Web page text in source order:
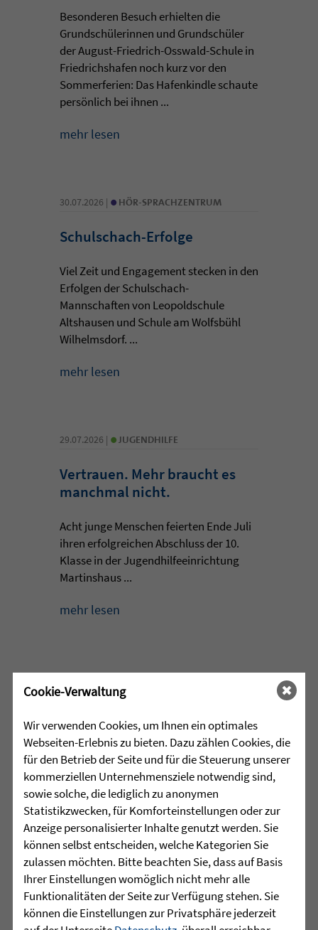
Besonderen Besuch erhielten die
Grundschülerinnen und Grundschüler
der August-Friedrich-Osswald-Schule in
Friedrichshafen noch kurz vor den
Sommerferien: Das Hafenkindle schaute
persönlich bei ihnen ...
mehr lesen
30.07.2026 | • HÖR-SPRACHZENTRUM
Schulschach-Erfolge
Viel Zeit und Engagement stecken in den
Erfolgen der Schulschach-
Mannschaften von Leopoldschule
Altshausen und Schule am Wolfsbühl
Wilhelmsdorf. ...
mehr lesen
29.07.2026 | • JUGENDHILFE
Vertrauen. Mehr braucht es
manchmal nicht.
Acht junge Menschen feierten Ende Juli
ihren erfolgreichen Abschluss der 10.
Klasse in der Jugendhilfeeinrichtung
Martinshaus ...
mehr lesen
29.07.2026 |•HÖR-SPRACHZENTRUM
neu“ und 25 Jahre
Sprachheilschule Biberach
Im Mai stand an der Sprachheilschule
Biberach alles im Zeichen des Umwelt-
und Klimaschutzes. Unter dem Motto
„Aus alt mach neu“ beschäftigten sich
die Schülerinnen und Schüler im
Rahmen einer Projektwoche intensiv
mit den Themen Müllvermeidung, ...
mehr lesen
Cookie-Verwaltung
Wir verwenden Cookies, um Ihnen ein optimales
Webseiten-Erlebnis zu bieten. Dazu zählen Cookies, die
für den Betrieb der Seite und für die Steuerung unserer
kommerziellen Unternehmensziele notwendig sind,
sowie solche, die lediglich zu anonymen
Statistikzwecken, für Komforteinstellungen oder zur
Anzeige personalisierter Inhalte genutzt werden. Sie
können selbst entscheiden, welche Kategorien Sie
zulassen möchten. Bitte beachten Sie, dass auf Basis
Ihrer Einstellungen womöglich nicht mehr alle
Funktionalitäten der Seite zur Verfügung stehen. Sie
können die Einstellungen zur Privatsphäre jederzeit